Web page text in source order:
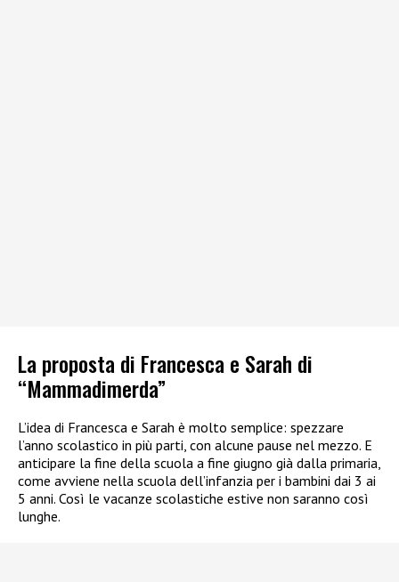
La proposta di Francesca e Sarah di
“Mammadimerda”
L’idea di Francesca e Sarah è molto semplice: spezzare
l’anno scolastico in più parti, con alcune pause nel mezzo. E
anticipare la fine della scuola a fine giugno già dalla primaria,
come avviene nella scuola dell’infanzia per i bambini dai 3 ai
5 anni. Così le vacanze scolastiche estive non saranno così
lunghe.